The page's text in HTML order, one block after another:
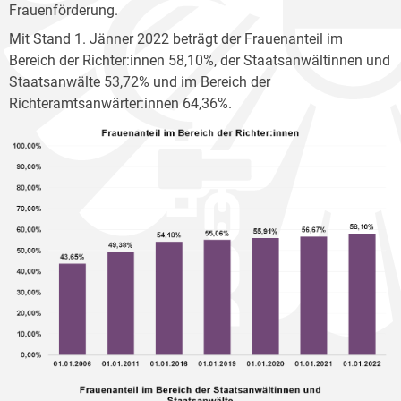
Frauenförderung.
Mit Stand 1. Jänner 2022 beträgt der Frauenanteil im
Bereich der Richter:innen 58,10%, der Staatsanwältinnen und
Staatsanwälte 53,72% und im Bereich der
Richteramtsanwärter:innen 64,36%.